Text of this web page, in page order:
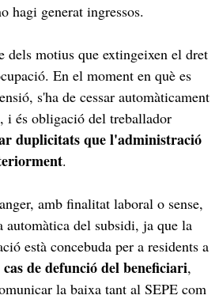
hagi generat ingressos.
dels motius que extingeixen el dret
En el moment en què es
s'ha de cessar automàticament
i és obligació del treballador
duplicitats que l'administració
.
amb finalitat laboral o sense,
del subsidi, ja que la
està concebuda per a residents a
de defunció del beneficiari,
la baixa tant al SEPE com